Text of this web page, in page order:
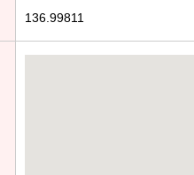
136.99811